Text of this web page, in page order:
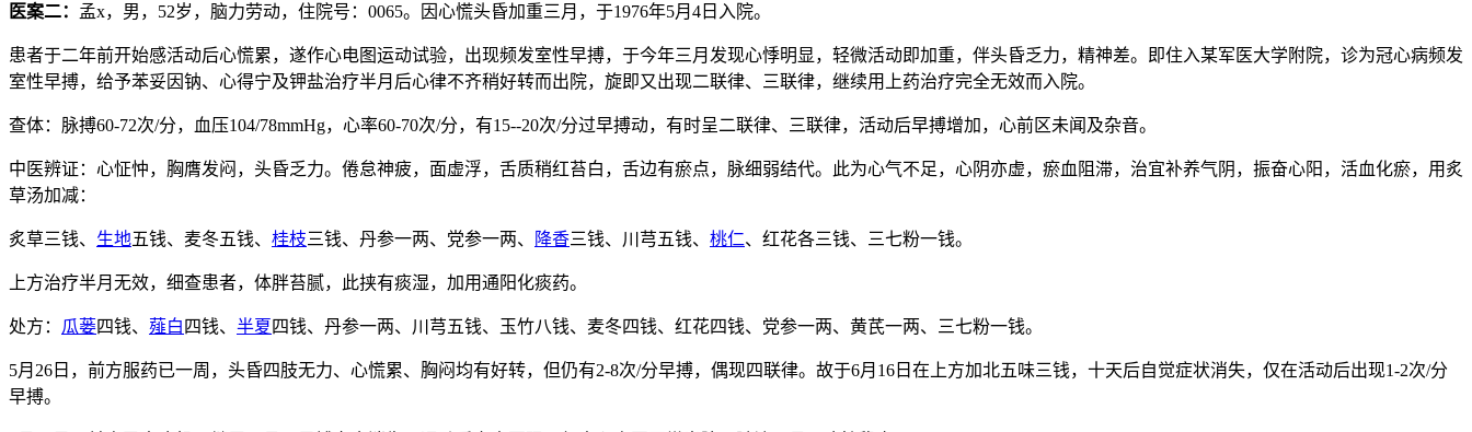
医案二： 孟x，男，52岁，脑力劳动，住院号：0065。因心慌头昏加重三月，于1976年5月4日入院。
患者于二年前开始感活动后心慌累，遂作心电图运动试验，出现频发室性早搏，于今年三月发现心悸明显，轻微活动即加重，伴头昏乏力，精神差。即住入某军医大学附院，诊为冠心病频发
室性早搏，给予苯妥因钠、心得宁及钾盐治疗半月后心律不齐稍好转而出院，旋即又出现二联律、三联律，继续用上药治疗完全无效而入院。
查体：脉搏60-72次/分，血压104/78mmHg，心率60-70次/分，有15--20次/分过早搏动，有时呈二联律、三联律，活动后早搏增加，心前区未闻及杂音。
中医辨证：心怔忡，胸膺发闷，头昏乏力。倦怠神疲，面虚浮，舌质稍红苔白，舌边有瘀点，脉细弱结代。此为心气不足，心阴亦虚，瘀血阻滞，治宜补养气阴，振奋心阳，活血化瘀，用炙
草汤加减：
炙草三钱、 生地五钱、麦冬五钱、 桂枝三钱、丹参一两、党参一两、 降香三钱、川芎五钱、 桃仁、红花各三钱、三七粉一钱。
上方治疗半月无效，细查患者，体胖苔腻，此挟有痰湿，加用通阳化痰药。
处方： 瓜蒌四钱、 薤白 四钱、 半夏 四钱、丹参一两、川芎五钱、玉竹八钱、麦冬四钱、红花四钱、党参一两、黄芪一两、三七粉一钱。
5月26日，前方服药已一周，头昏四肢无力、心慌累、胸闷均有好转，但仍有2-8次/分早搏，偶现四联律。故于6月16日在上方加北五味三钱，十天后自觉症状消失，仅在活动后出现1-2次/分
早搏。